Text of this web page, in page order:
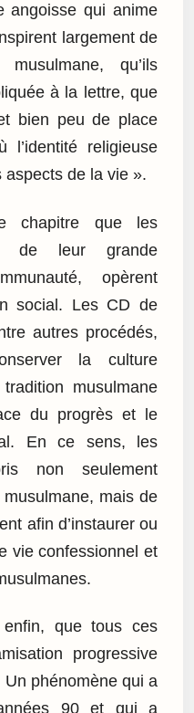
angoisse qui anime
largement de
qu’ils
à la lettre, que
bien peu de place
l’identité religieuse
aspects de la vie ».
chapitre que les
de leur grande
opèrent
social. Les CD de
autres procédés,
la culture
musulmane
du progrès et le
En ce sens, les
non seulement
musulmane, mais de
afin d’instaurer ou
vie confessionnel et
que tous ces
progressive
phénomène qui a
90 et qui a